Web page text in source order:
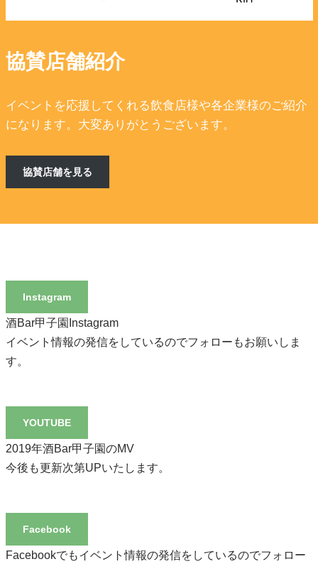
協賛店舗紹介
イベントを応援してくれる飲食店様や各企業様のご紹介
になります。大変ありがとうございます。
協賛店舗を見る
Instagram
酒Bar甲子園Instagram
イベント情報の発信をしているのでフォローもお願いしま
す。
YOUTUBE
2019年酒Bar甲子園のMV
今後も更新次第UPいたします。
Facebook
Facebookでもイベント情報の発信をしているのでフォロー